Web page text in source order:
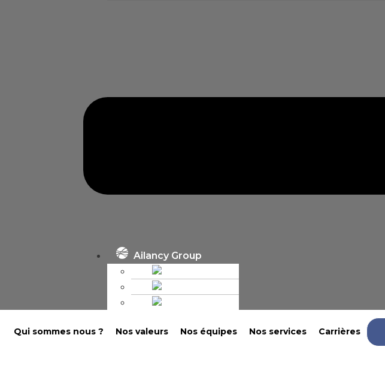
Ailancy Group
Qui sommes nous ? Nos valeurs Nos équipes Nos services Carrières